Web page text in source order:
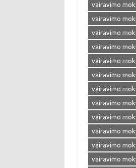
vairavimo
vairavimo
vairavimo
vairavimo
vairavimo
vairavimo
vairavimo
vairavimo
vairavimo
vairavimo
vairavimo
vairavimo